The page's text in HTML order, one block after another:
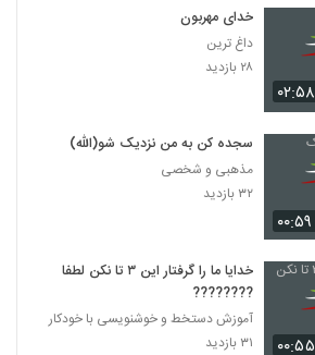
تصاویر هوایی از حرم امام حسین (ع) و بین
الحرمین
۵۹۴ بازدید
۰۲:۵۸
خدای مهربون
داغ ترین
۲۸ بازدید
۰۰:۵۹
سجده کن به من نزدیک شو(الله)
مذهبی و شخصی
۳۲ بازدید
۰۰:۵۵
خدایا ما را گرفتار این ۳ تا نکن لطفا
????????
آموزش دستخط و خوشنویسی با خودکار
۳۱ بازدید